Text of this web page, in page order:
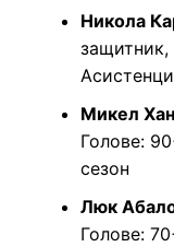
Никола
защитник,
Микел
Голове:
сезон
Люк
Голове: